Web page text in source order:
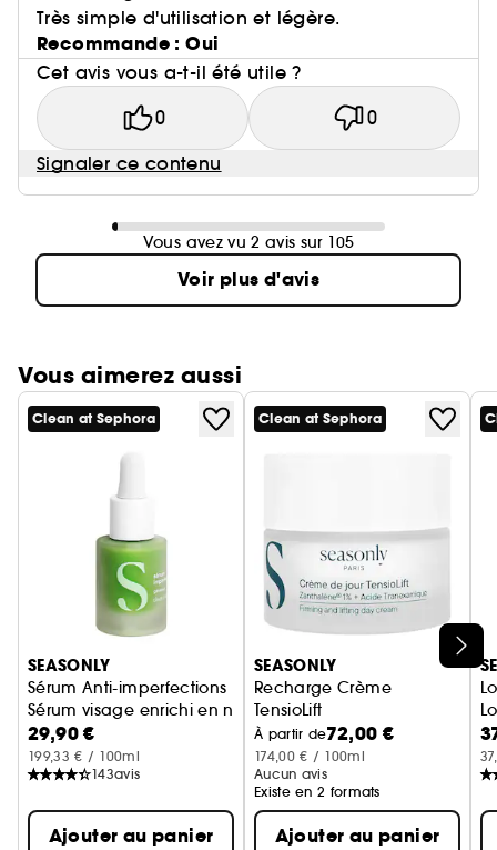
Très simple d'utilisation et légère.
Recommande : Oui
Cet avis vous a-t-il été utile ?
0 0
Signaler ce contenu
Vous avez vu 2 avis sur 105
Voir plus d'avis
Vous aimerez aussi
Clean at Sephora
SEASONLY
Sérum Anti-imperfections
Sérum visage enrichi en niacinamide et bakuchiol
29,90 €
199,33 € / 100ml
143avis
Ajouter au panier
Clean at Sephora
SEASONLY
Recharge Crème
TensioLift
Crème visage raffermissante
À partir de72,00 €
174,00 € / 100ml
Aucun avis
Existe en 2 formats
Ajouter au panier